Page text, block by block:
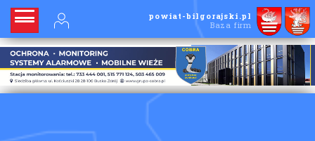
powiat-bilgorajski.pl
Baza firm